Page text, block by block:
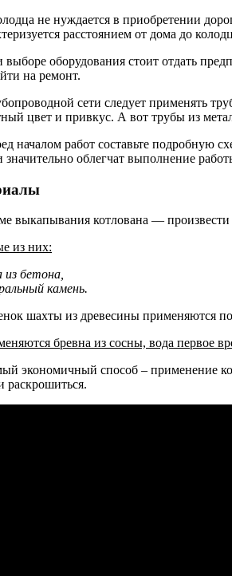
не нуждается в приобретении
расстоянием от дома до
оборудования стоит отдать
на ремонт.
сети следует применять
цвет и привкус. А вот трубы из
началом работ составьте подробную
облегчат выполнение
выкапывания котлована —
из них:
из бетона,
камень.
шахты из древесины применяются
бревна из сосны, вода первое
экономичный способ – применение
раскрошиться.